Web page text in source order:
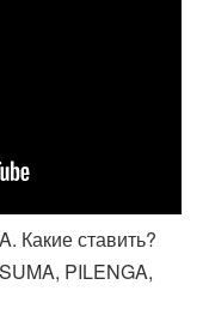
Какие ставить?
PILENGA,